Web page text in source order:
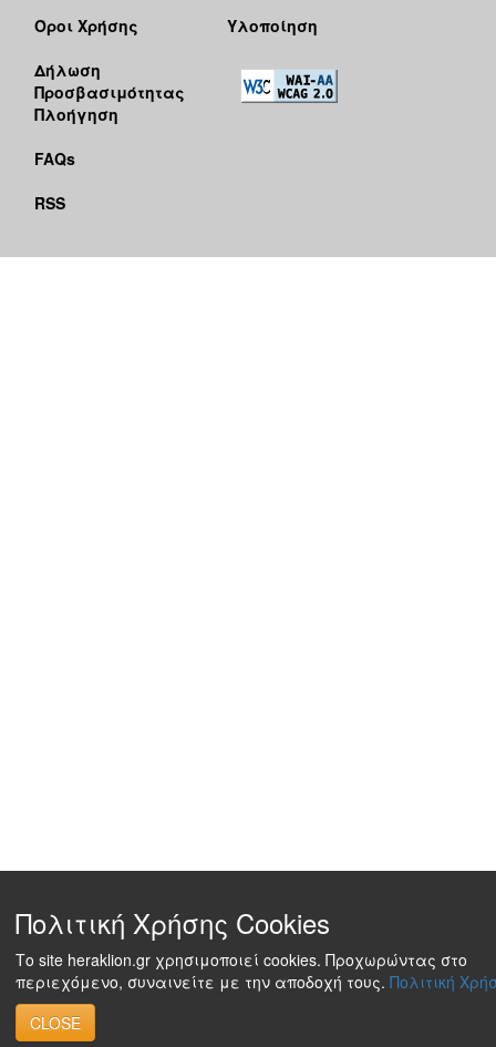
Όροι Χρήσης
Δήλωση
Προσβασιμότητας
Πλοήγηση
FAQs
RSS
Υλοποίηση
Πολιτική Χρήσης Cookies
Το site heraklion.gr χρησιμοποιεί cookies. Προχωρώντας στο
περιεχόμενο, συναινείτε με την αποδοχή τους. Πολιτική
CLOSE